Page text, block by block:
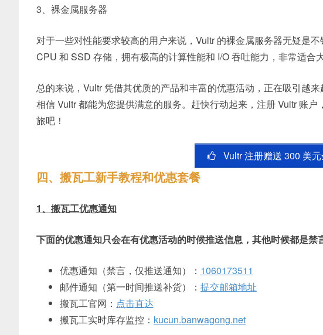
3、裸金属服务器
对于一些对性能要求较高的用户来说，Vultr 的裸金属服务器无疑是
CPU 和 SSD 存储，拥有极高的计算性能和 I/O 吞吐能力，非常适合
总的来说，Vultr 凭借其优质的产品和丰富的优惠活动，正在吸引越
相信 Vultr 都能为您提供满意的服务。赶快行动起来，注册 Vultr 账
旅吧！
Vultr 注册赠送 300 美
四、搬瓦工新手教程和优惠套餐
1、搬瓦工优惠通知
下面的优惠通知只会在有优惠活动的时候推送信息，其他时候都是禁
优惠通知（禁言，仅推送通知）： 1060173511
邮件通知（第一时间推送补货）： 提交邮箱地址
搬瓦工官网： 点击直达
搬瓦工实时库存监控： kucun.banwagong.net